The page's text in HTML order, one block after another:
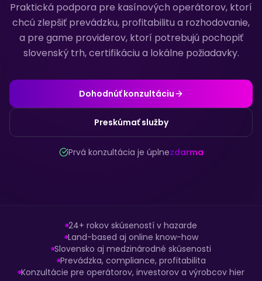
Praktická podpora pre kasínových operátorov, ktorí
chcú zlepšiť prevádzku, profitabilitu a rozhodovanie,
a pre game providerov, ktorí potrebujú pochopiť
slovenský trh, certifikáciu a lokálne požiadavky.
Dohodnúť konzultáciu
Preskúmať služby
Prvá konzultácia je úplnezdarma
24+ rokov skúseností v hazarde
Land-based aj online know-how
Slovensko aj medzinárodné skúsenosti
Prevádzka, compliance, profitabilita
Konzultácie pre operátorov, investorov a výrobcov hier